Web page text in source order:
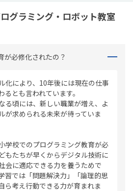
グラミング・ロボット教室
が必修化されたの？
化により、10年後には現在の仕事
とも言われています。
る頃には、新しい職業が増え、よ
が求められる未来が待っていま
学校でのプログラミング教育が必
もたちが早くからデジタル技術に
会に適応できる力を養うためで
習では「問題解決力」「論理的思
ら考え行動できる力が育まれま